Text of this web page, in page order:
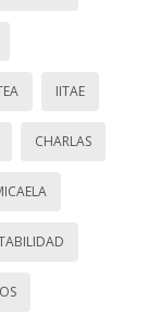
IITAE
CHARLAS